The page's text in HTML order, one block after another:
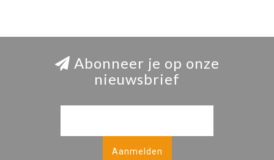
Abonneer je op onze
nieuwsbrief
Aanmelden